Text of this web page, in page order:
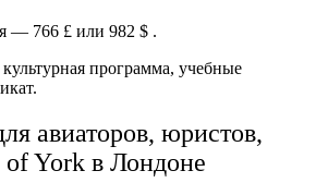
— 766 £ или 982 $ .
программа, учебные
авиаторов, юристов,
of York в Лондоне